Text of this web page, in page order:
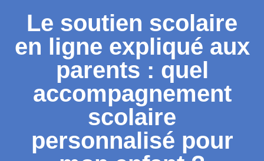
Le soutien scolaire
en ligne expliqué aux
parents : quel
accompagnement
scolaire
personnalisé pour